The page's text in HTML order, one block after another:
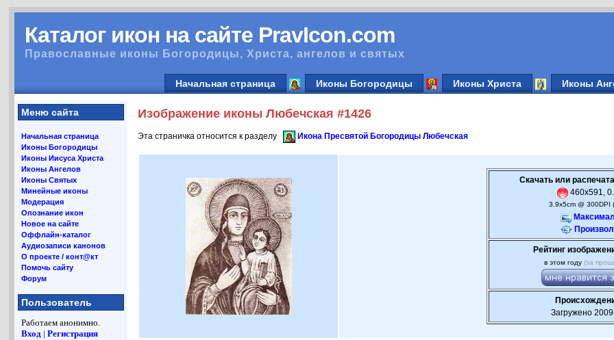
Каталог икон на сайте PravIcon.com
Православные иконы Богородицы, Христа, ангелов и святых
Начальная страница Иконы Богородицы Иконы Христа Иконы
Меню сайта
Начальная страница
Иконы Богородицы
Иконы Иисуса Христа
Иконы Ангелов
Иконы Святых
Минейные иконы
Модерация
Опознание икон
Новое на сайте
Оффлайн-каталог
Аудиозаписи канонов
О проекте / конт@кт
Помочь сайту
Форум
Пользователь
Работаем анонимно.
Вход |Регистрация
Изображение иконы Любечская #1426
Эта страничка относится к разделу Икона Пресвятой Богородицы Любечская
Скачать или
460x591,
3.9x5cm @ 300DPI
Рейтинг
в этом году(за
Загружено